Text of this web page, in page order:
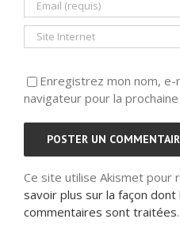
Enregistrez mon nom,
navigateur pour la
Ce site utilise Akismet pour
savoir plus sur la façon
commentaires sont traitées.